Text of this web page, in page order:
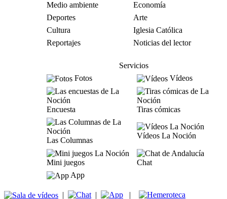
Medio ambiente
Economía
Deportes
Arte
Cultura
Iglesia Católica
Reportajes
Noticias del lector
Servicios
Fotos
Vídeos
Encuesta Tiras cómicas
Las Columnas
Vídeos La Noción
Mini juegos
Chat
App
| | |